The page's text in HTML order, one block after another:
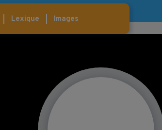
Lexique Images